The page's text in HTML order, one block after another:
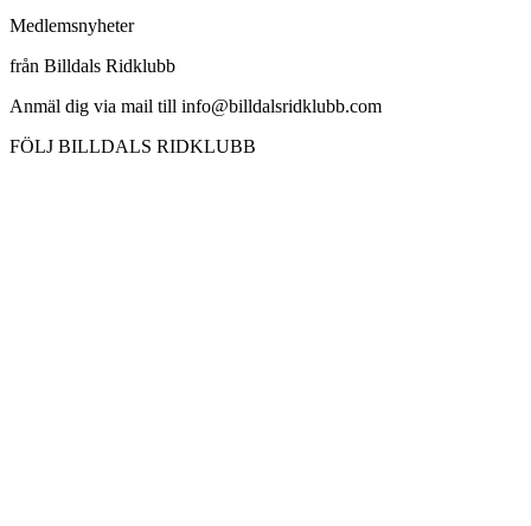
Medlemsnyheter
från Billdals Ridklubb
Anmäl dig via mail till info@billdalsridklubb.com
FÖLJ BILLDALS RIDKLUBB